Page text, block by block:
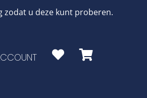
zodat u deze kunt proberen.